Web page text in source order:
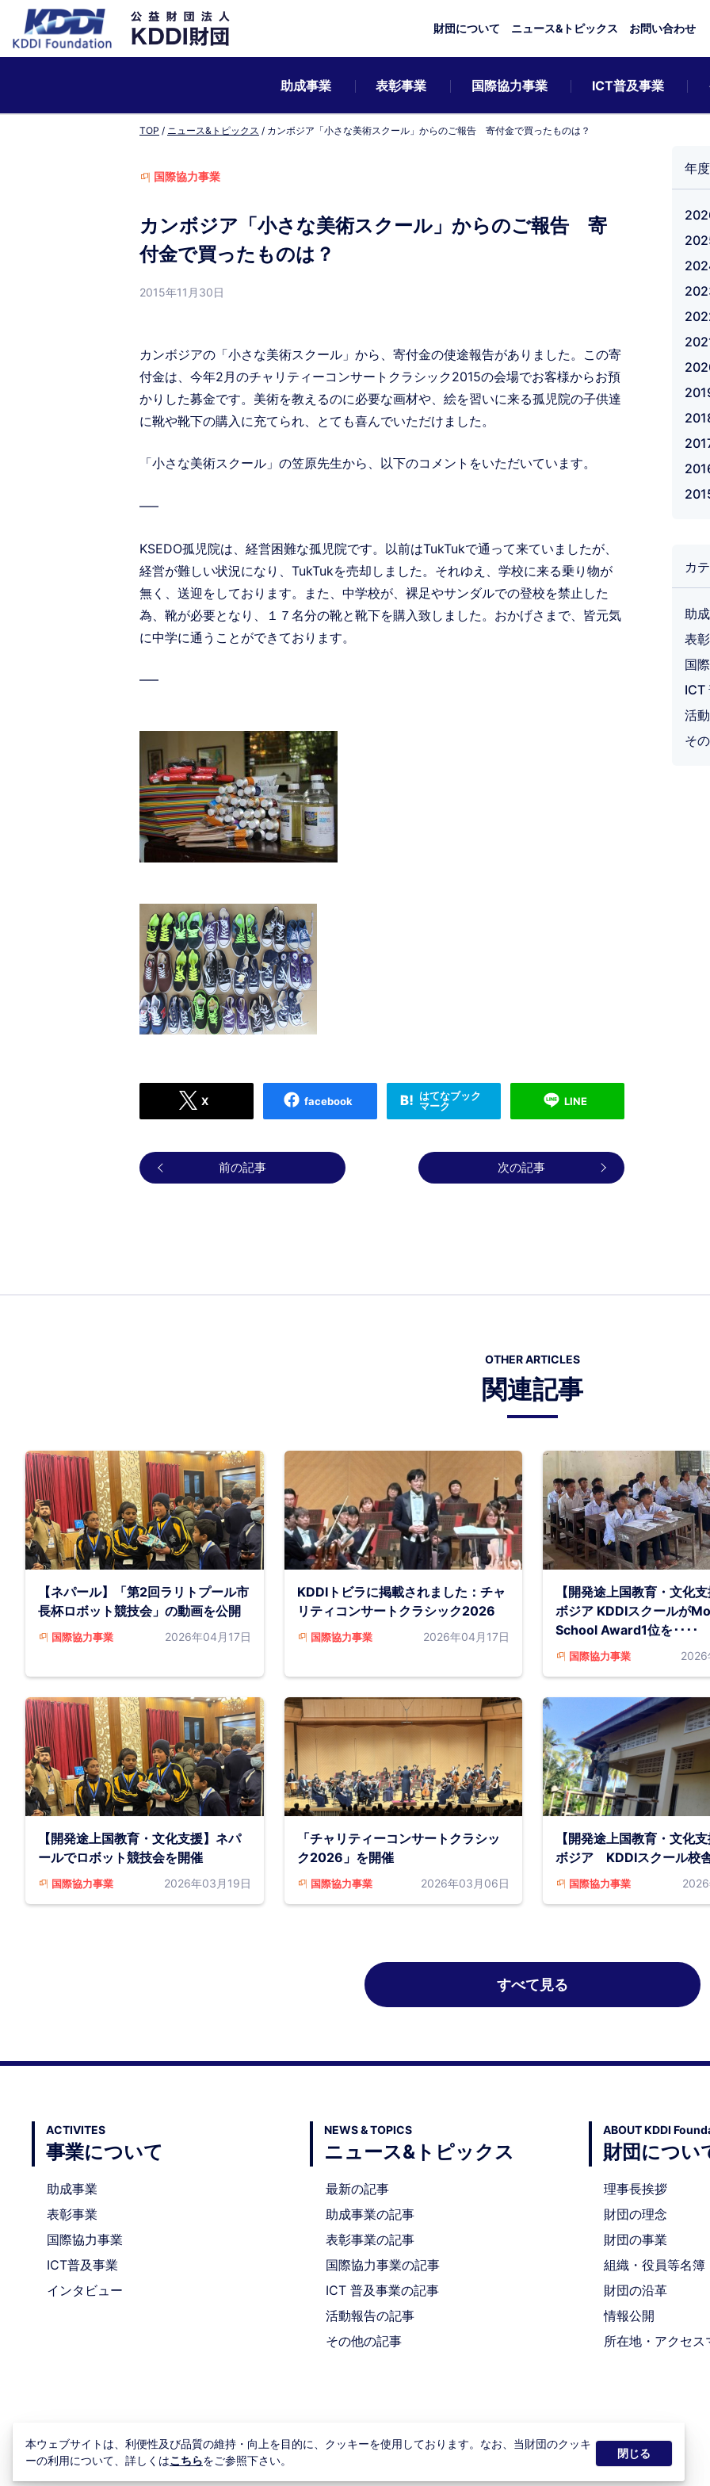
財団について ニュース&トピックス お問い合わせ
助成事業 表彰事業 国際協力事業 ICT普及事業
TOP ニュース&トピックス カンボジア「小さな美術スクール」からのご報告 寄付金で買ったものは？
国際協力事業
カンボジア「小さな美術スクール」からのご報告 寄
付金で買ったものは？
2015年11月30日
カンボジアの「小さな美術スクール」から、寄付金の使途報告がありました。この寄
付金は、今年2月のチャリティーコンサートクラシック2015の会場でお客様からお預
かりした募金です。美術を教えるのに必要な画材や、絵を習いに来る孤児院の子供達
に靴や靴下の購入に充てられ、とても喜んでいただけました。
「小さな美術スクール」の笠原先生から、以下のコメントをいただいています。
—–
KSEDO孤児院は、経営困難な孤児院です。以前はTukTukで通って来ていましたが、
経営が難しい状況になり、TukTukを売却しました。それゆえ、学校に来る乗り物が
無く、送迎をしております。また、中学校が、裸足やサンダルでの登校を禁止した
為、靴が必要となり、１７名分の靴と靴下を購入致しました。おかげさまで、皆元気
に中学に通うことができております。
—–
X facebook
はてなブック
マーク
LINE
前の記事 次の記事
年度
カ
助
表
国
ICT
活
そ
OTHER ARTICLES
関連記事
【ネパール】「第2回ラリトプール市
長杯ロボット競技会」の動画を公開
国際協力事業 2026年04月17日
KDDIトビラに掲載されました：チャ
リティコンサートクラシック2026
国際協力事業 2026年04月17日
【開発途上国教育・文化
ボジア KDDIスクールが
School Award1位を････
国際協力事業 2026
【開発途上国教育・文化支援】ネパ
ールでロボット競技会を開催
国際協力事業 2026年03月19日
「チャリティーコンサートクラシッ
ク2026」を開催
国際協力事業 2026年03月06日
【開発途上国教育・文化
ボジア KDDIスクール校
国際協力事業
すべて見る
ACTIVITES
事業について
助成事業
表彰事業
国際協力事業
ICT普及事業
インタビュー
NEWS & TOPICS
ニュース&トピックス
最新の記事
助成事業の記事
表彰事業の記事
国際協力事業の記事
ICT 普及事業の記事
活動報告の記事
その他の記事
ABOUT KDDI
財団につい
理事長挨拶
財団の理念
財団の事業
組織・役員等名簿
財団の沿革
情報公開
所在地・アクセス
本ウェブサイトは、利便性及び品質の維持・向上を目的に、クッキーを使用しております。なお、当財団のクッキ
ーの利用について、詳しくはこちらをご参照下さい。
閉じる